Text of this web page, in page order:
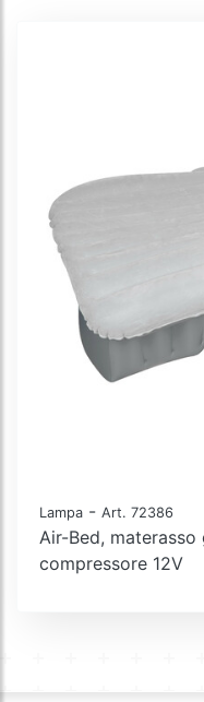
Lampa - Art. 72386
Air-Bed,
compressore 12V